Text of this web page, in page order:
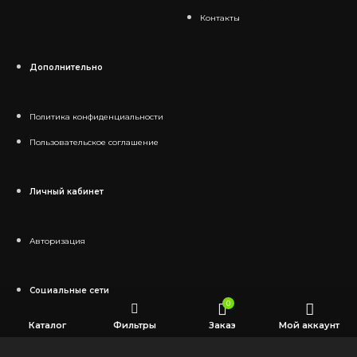
Контакты
Дополнительно
Политика конфиденциальности
Пользовательское соглашение
Личный кабинет
Авторизация
Социальные сети
Каталог Фильтры
0
Заказ Мой аккаунт